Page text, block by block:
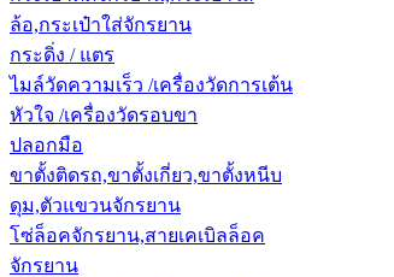
ล้อ,กระเป๋าใส่จักรยาน
กระดิ่ง / แตร
ไมล์วัดความเร็ว /เครื่องวัดการเต้น
หัวใจ /เครื่องวัดรอบขา
ปลอกมือ
ขาตั้งติดรถ,ขาตั้งเกี่ยว,ขาตั้งหนีบ
ดุม,ตัวแขวนจักรยาน
โซ่ล็อคจักรยาน,สายเคเบิลล็อค
จักรยาน